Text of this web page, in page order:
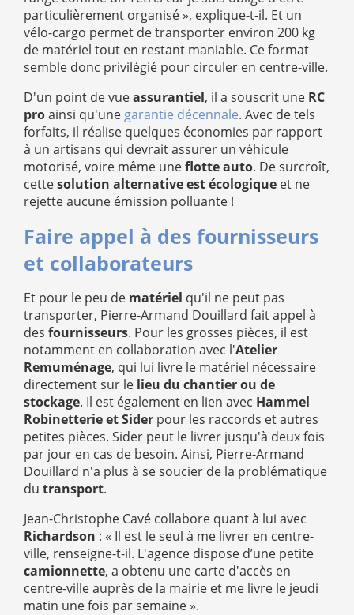
particulièrement organisé », explique-t-il. Et un
vélo-cargo permet de transporter environ 200 kg
de matériel tout en restant maniable. Ce format
semble donc privilégié pour circuler en centre-ville.
D'un point de vueassurantiel, il a souscrit une RC
proainsi qu'une garantie décennale. Avec de tels
forfaits, il réalise quelques économies par rapport
à un artisans qui devrait assurer un véhicule
motorisé, voire même uneflotte auto. De surcroît,
cettesolution alternative est écologique et ne
rejette aucune émission polluante !
Faire appel à des fournisseurs
et collaborateurs
Et pour le peu de matériel qu'il ne peut pas
transporter, Pierre-Armand Douillard fait appel à
des fournisseurs. Pour les grosses pièces, il est
notamment en collaboration avec l'Atelier
Remuménage, qui lui livre le matériel nécessaire
directement sur le lieu du chantier ou de
stockage. Il est également en lien avec Hammel
Robinetterie et Sider pour les raccords et autres
petites pièces. Sider peut le livrer jusqu'à deux fois
par jour en cas de besoin. Ainsi, Pierre-Armand
Douillard n'a plus à se soucier de la problématique
du transport.
Jean-Christophe Cavé collabore quant à lui avec
Richardson : « Il est le seul à me livrer en centre-
ville, renseigne-t-il. L'agence dispose d’une petite
camionnette, a obtenu une carte d'accès en
centre-ville auprès de la mairie et me livre le jeudi
matin une fois par semaine ».